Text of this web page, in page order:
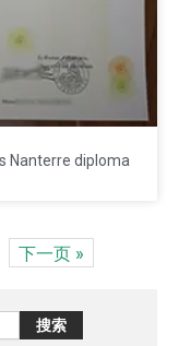
Nanterre diploma
下一页 »
搜索